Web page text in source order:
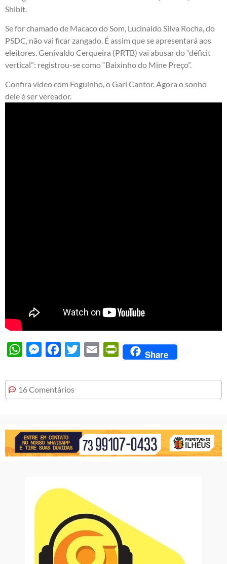
Shibit.
Se for chamado de Macaco do Som, Lucinaldo Silva Rocha, do
PSDC, não vai ficar zangado. É assim que se apresentará aos
eleitores. Genivaldo Cerqueira (PRTB) vai abusar do “déficit
vertical”: registrou-se como “Baixinho do Mine Preço”.
Confira vídeo com Foguinho, o Gari Cantor. Agora o sonho
dele é ser vereador.
WhatsAppMessengerFacebook
Twitter Email PrintFriendly
Share
16 Comentários